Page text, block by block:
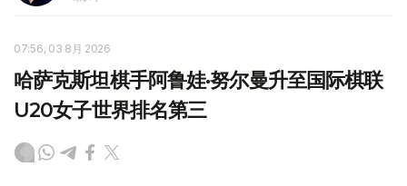
07:56, 03 8月 2026
哈萨克斯坦棋手阿鲁娃·努尔曼升至国际棋联
U20女子世界排名第三